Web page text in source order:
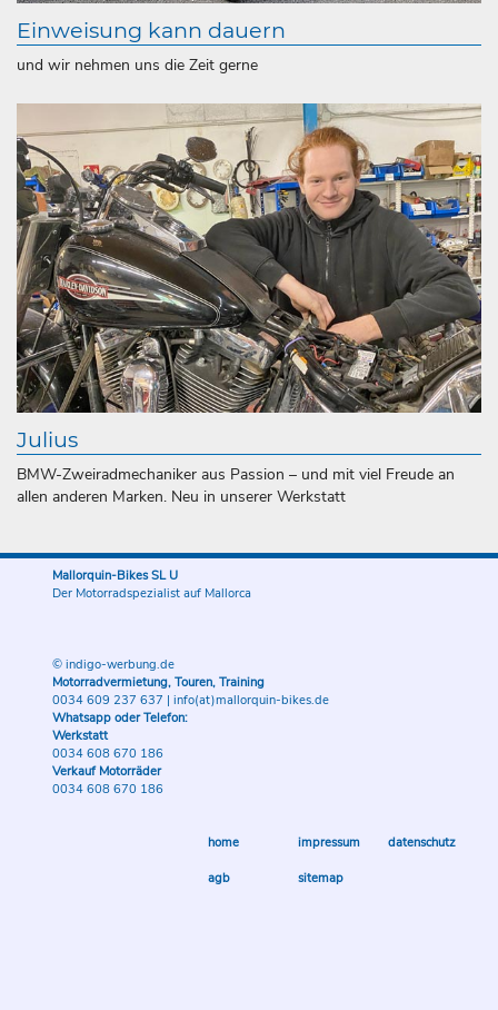
Einweisung kann dauern
und wir nehmen uns die Zeit gerne
Julius
BMW-Zweiradmechaniker aus Passion – und mit viel Freude an
allen anderen Marken. Neu in unserer Werkstatt
Mallorquin-Bikes SL U
Der Motorradspezialist auf Mallorca
© indigo-werbung.de
Motorradvermietung, Touren, Training
0034 609 237 637 | info(at)mallorquin-bikes.de
Whatsapp oder Telefon:
Werkstatt
0034 608 670 186
Verkauf Motorräder
0034 608 670 186
home impressum datenschutz
agb sitemap